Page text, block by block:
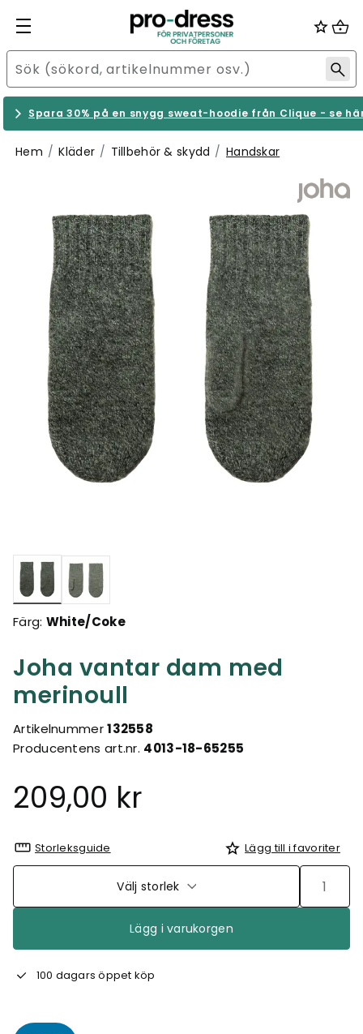
Spara 30% på en snygg sweat-hoodie från Clique - se
Hem Kläder Tillbehör & skydd Handskar
Joha vantar dam med
merinoull
Artikelnummer132558
Producentens art.nr. 4013-18-65255
209,00 kr
Valda
Färg: White/Coke
Storleksguide Lägg till i favoriter
Välj storlek
Lägg i varukorgen
100 dagars öppet köp